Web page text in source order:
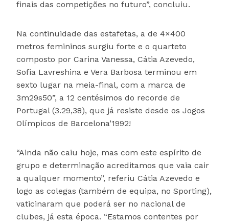
finais das competições no futuro”, concluiu.
Na continuidade das estafetas, a de 4×400
metros femininos surgiu forte e o quarteto
composto por Carina Vanessa, Cátia Azevedo,
Sofia Lavreshina e Vera Barbosa terminou em
sexto lugar na meia-final, com a marca de
3m29s50”, a 12 centésimos do recorde de
Portugal (3.29,38), que já resiste desde os Jogos
Olímpicos de Barcelona’1992!
“Ainda não caiu hoje, mas com este espírito de
grupo e determinação acreditamos que vaia cair
a qualquer momento”, referiu Cátia Azevedo e
logo as colegas (também de equipa, no Sporting),
vaticinaram que poderá ser no nacional de
clubes, já esta época. “Estamos contentes por